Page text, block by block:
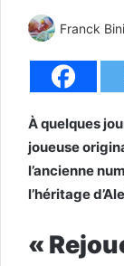
Franck
À quelques
joueuse
l’ancienne
l’héritage
«